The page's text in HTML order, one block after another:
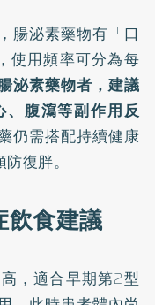
腸泌素藥物有「口
使用頻率可分為每
泌素藥物者，建議
、腹瀉等副作用反
仍需搭配持續健康
復胖。
飲食建議
，適合早期第2型